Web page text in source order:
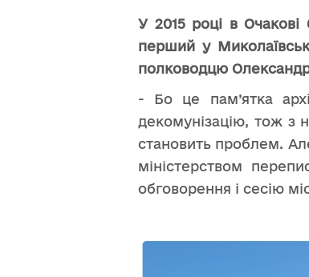
У 2015 році в Очакові
перший у
полководцю
- Бо це пам’ятка
декомунізацію, тож з
становить проблем.
міністерством
обговорення і сесію